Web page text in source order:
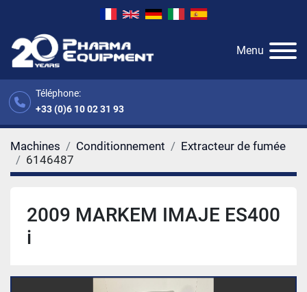
Téléphone:
+33 (0)6 10 02 31 93
Menu
Machines Conditionnement
Extracteur de fumée
6146487
2009 MARKEM IMAJE ES400
i